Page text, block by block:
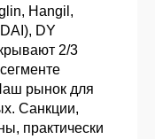
Hangil,
DY
2/3
рынок для
Санкции,
практически